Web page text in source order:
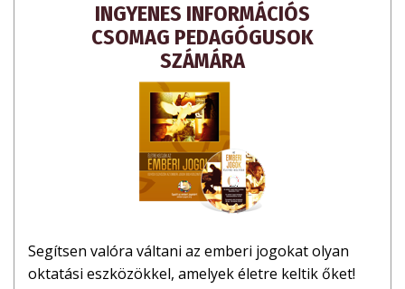
INGYENES INFORMÁCIÓS
CSOMAG PEDAGÓGUSOK
SZÁMÁRA
Segítsen valóra váltani az emberi jogokat olyan
oktatási eszközökkel, amelyek életre keltik őket!